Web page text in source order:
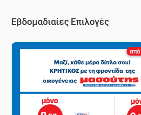
Εβδομαδιαίες Επιλογές